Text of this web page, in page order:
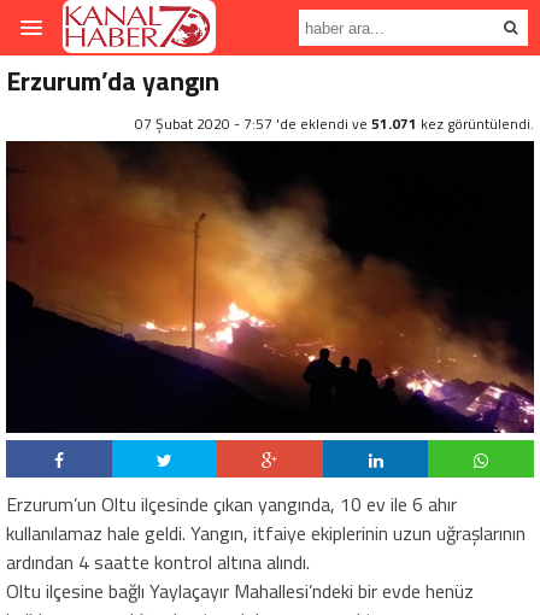
Erzurum’da yangın
07 Şubat 2020 - 7:57 'de eklendi ve 51.071 kez görüntülendi.
Erzurum’un Oltu ilçesinde çıkan yangında, 10 ev ile 6 ahır
kullanılamaz hale geldi. Yangın, itfaiye ekiplerinin uzun uğraşlarının
ardından 4 saatte kontrol altına alındı.
Oltu ilçesine bağlı Yaylaçayır Mahallesi’ndeki bir evde henüz